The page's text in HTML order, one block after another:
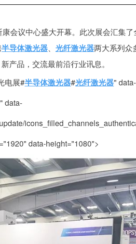
会议中心盛大开幕。此次展会汇集
半导体激光器 、光纤激光器两大系列众
产品，交流最前沿行业讯息。
电展#半导体激光器#光纤激光器" data-
data-
data-height="1080">